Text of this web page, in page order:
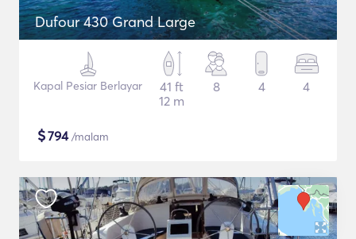
Dufour 430 Grand Large
Kapal Pesiar Berlayar
41 ft
12 m
8 4 4
$794/malam